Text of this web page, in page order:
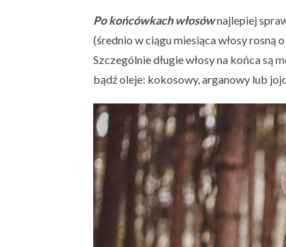
Po końcówkach włosównajlepiej
(średnio w ciągu miesiąca włosy rosną
Szczególnie długie włosy na końca są
bądź oleje: kokosowy, arganowy lub